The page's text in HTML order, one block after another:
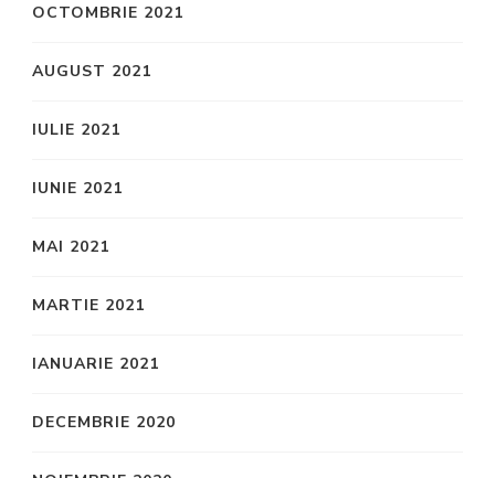
OCTOMBRIE 2021
AUGUST 2021
IULIE 2021
IUNIE 2021
MAI 2021
MARTIE 2021
IANUARIE 2021
DECEMBRIE 2020